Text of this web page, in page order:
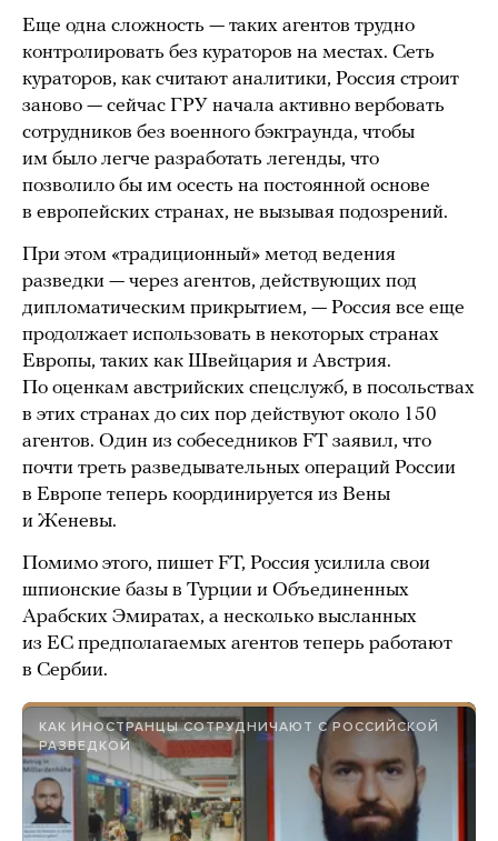
Еще одна сложность — таких агентов трудно
контролировать без кураторов на местах. Сеть
кураторов, как считают аналитики, Россия строит
заново — сейчас ГРУ начала активно вербовать
сотрудников без военного бэкграунда, чтобы
им было легче разработать легенды, что
позволило бы им осесть на постоянной основе
в европейских странах, не вызывая подозрений.
При этом «традиционный» метод ведения
разведки — через агентов, действующих под
дипломатическим прикрытием, — Россия все еще
продолжает использовать в некоторых странах
Европы, таких как Швейцария и Австрия.
По оценкам австрийских спецслужб, в посольствах
в этих странах до сих пор действуют около 150
агентов. Один из собеседников FT заявил, что
почти треть разведывательных операций России
в Европе теперь координируется из Вены
и Женевы.
Помимо этого, пишет FT, Россия усилила свои
шпионские базы в Турции и Объединенных
Арабских Эмиратах, а несколько высланных
из ЕС предполагаемых агентов теперь работают
в Сербии.
КАК ИНОСТРАНЦЫ СОТРУДНИЧАЮТ С РОССИЙСКОЙ
РАЗВЕДКОЙ